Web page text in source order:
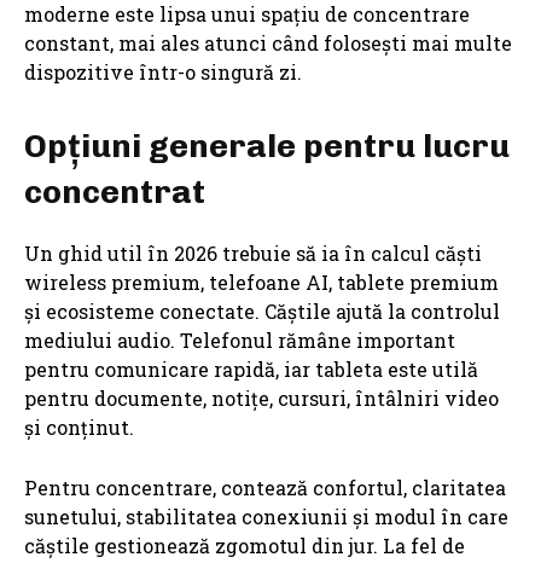
moderne este lipsa unui spațiu de concentrare
constant, mai ales atunci când folosești mai multe
dispozitive într-o singură zi.
Opțiuni generale pentru lucru
concentrat
Un ghid util în 2026 trebuie să ia în calcul căști
wireless premium, telefoane AI, tablete premium
și ecosisteme conectate. Căștile ajută la controlul
mediului audio. Telefonul rămâne important
pentru comunicare rapidă, iar tableta este utilă
pentru documente, notițe, cursuri, întâlniri video
și conținut.
Pentru concentrare, contează confortul, claritatea
sunetului, stabilitatea conexiunii și modul în care
căștile gestionează zgomotul din jur. La fel de